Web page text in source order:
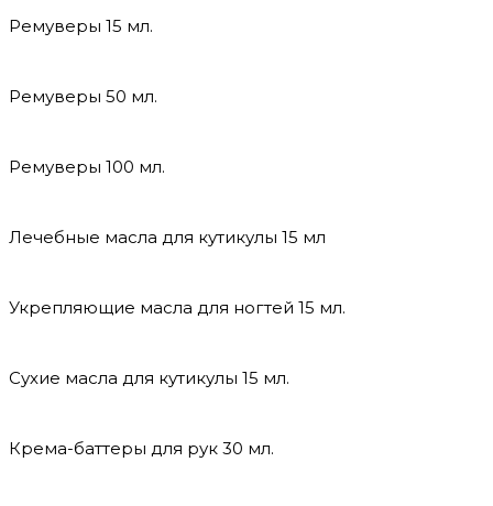
Ремуверы 15 мл.
Ремуверы 50 мл.
Ремуверы 100 мл.
Лечебные масла для кутикулы 15 мл
Укрепляющие масла для ногтей 15 мл.
Сухие масла для кутикулы 15 мл.
Крема-баттеры для рук 30 мл.